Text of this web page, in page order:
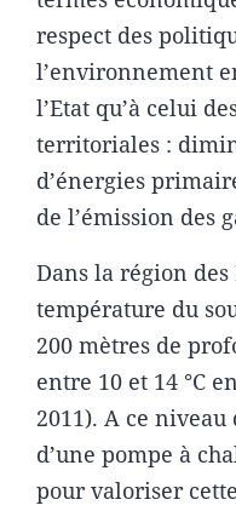
respect des
l’environnement
l’Etat qu’à celui
territoriales :
d’énergies
de l’émission des
Dans la région
température du
200 mètres de
entre 10 et 14 °C
2011). A ce niveau
d’une pompe à
pour valoriser